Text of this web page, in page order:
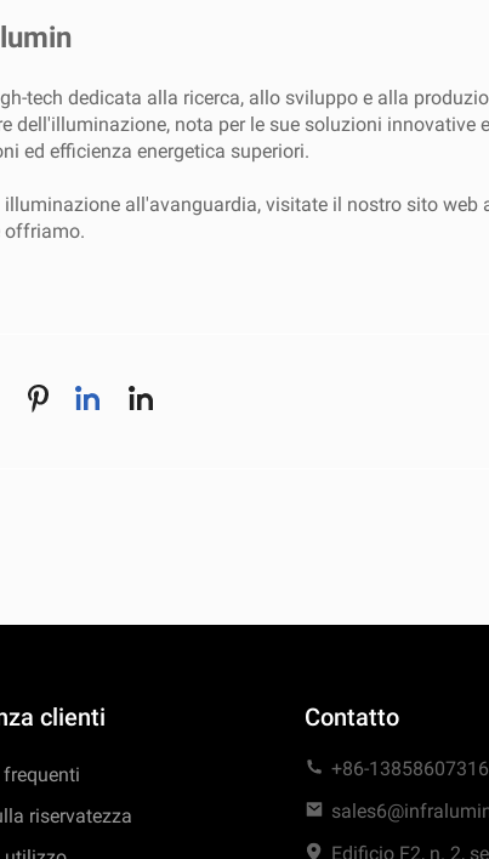
tech dedicata alla ricerca, allo sviluppo e alla
dell'illuminazione, nota per le sue soluzioni innovative
ed efficienza energetica superiori.
all'avanguardia, visitate il nostro sito web
offriamo.
clienti
riservatezza
Contatto
+86-13858607316
Edificio F2, n. 2,